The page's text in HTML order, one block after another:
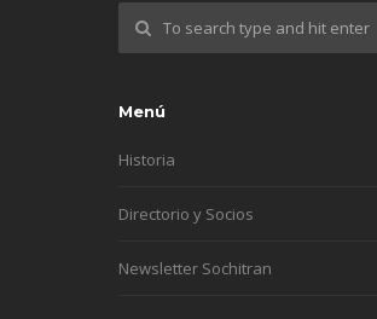
Menú
Historia
Directorio y Socios
Newsletter Sochitran